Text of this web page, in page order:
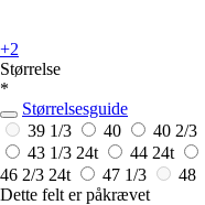
+2
Størrelse
*
Størrelsesguide
39 1/3
40 40 2/3
43 1/3 24t 44 24t
46 2/3 24t 47 1/3
48
Dette felt er påkrævet